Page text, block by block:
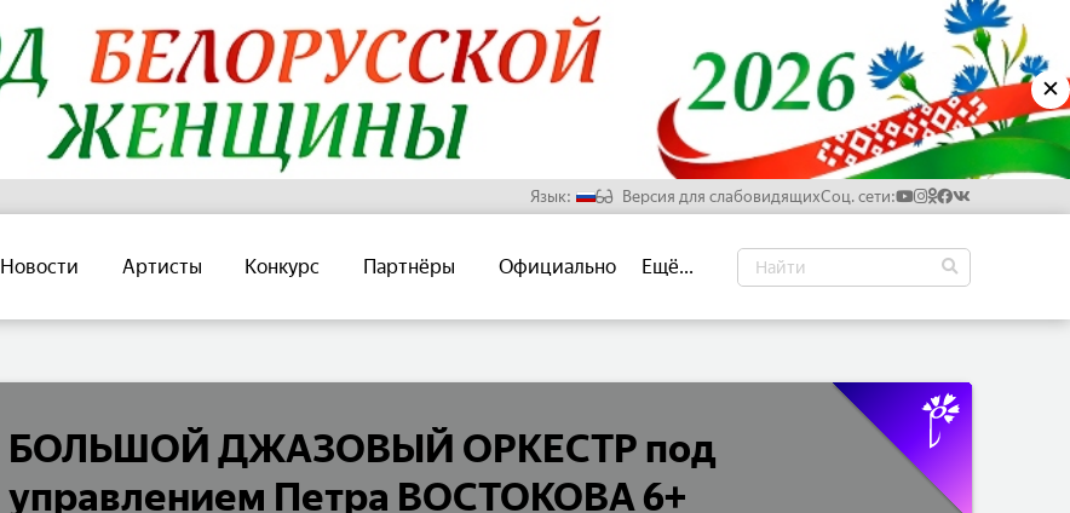
✕
Язык: Версия для слабовидящихСоц. сети:
Новости Артисты Конкурс Партнёры Официально Ещё...
БОЛЬШОЙ ДЖАЗОВЫЙ ОРКЕСТР под
управлением Петра ВОСТОКОВА 6+